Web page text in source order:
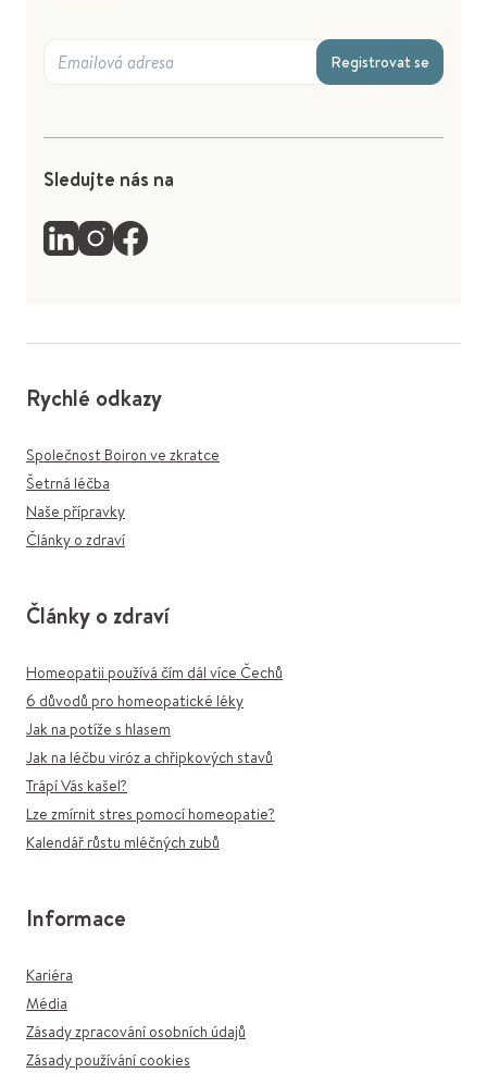
Registrovat se
Sledujte nás na
Rychlé odkazy
Společnost Boiron ve zkratce
Šetrná léčba
Naše přípravky
Články o zdraví
Články o zdraví
Homeopatii používá čím dál více Čechů
6 důvodů pro homeopatické léky
Jak na potíže s hlasem
Jak na léčbu viróz a chřipkových stavů
Trápí Vás kašel?
Lze zmírnit stres pomocí homeopatie?
Kalendář růstu mléčných zubů
Informace
Kariéra
Média
Zásady zpracování osobních údajů
Zásady používání cookies